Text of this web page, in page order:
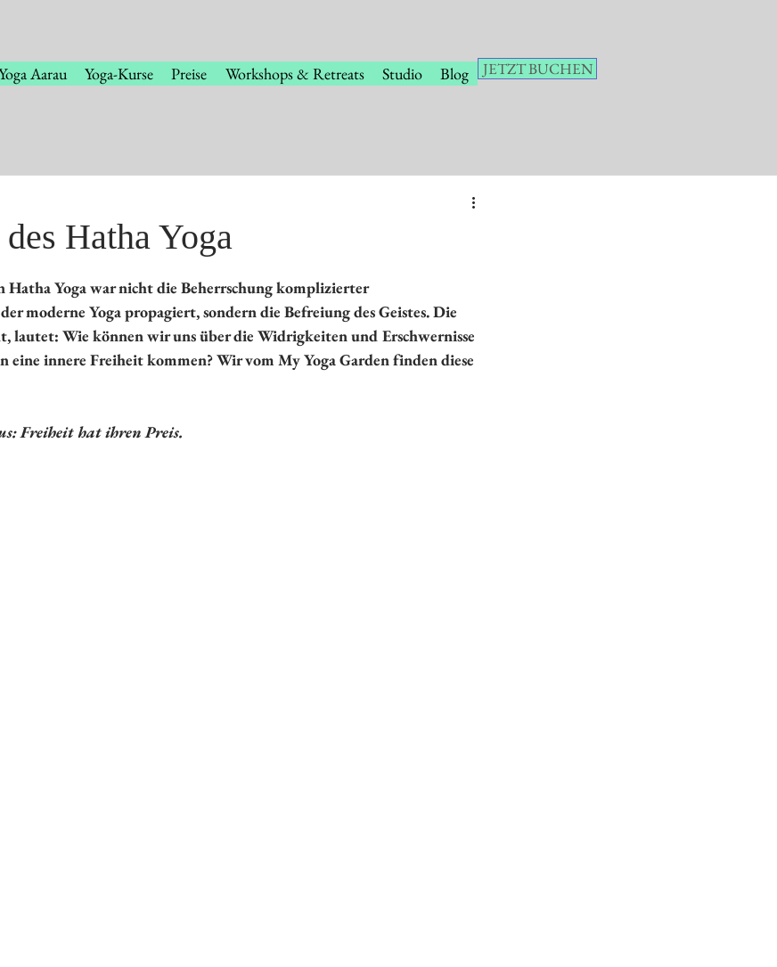
Aarau Yoga-Kurse Preise Workshops & Retreats Studio Blog JETZT BUCHEN
Hatha Yoga
Hatha Yoga war nicht die Beherrschung komplizierter
moderne Yoga propagiert, sondern die Befreiung des Geistes. Die
lautet: Wie können wir uns über die Widrigkeiten und Erschwernisse
eine innere Freiheit kommen? Wir vom My Yoga Garden finden diese
Freiheit hat ihren Preis.